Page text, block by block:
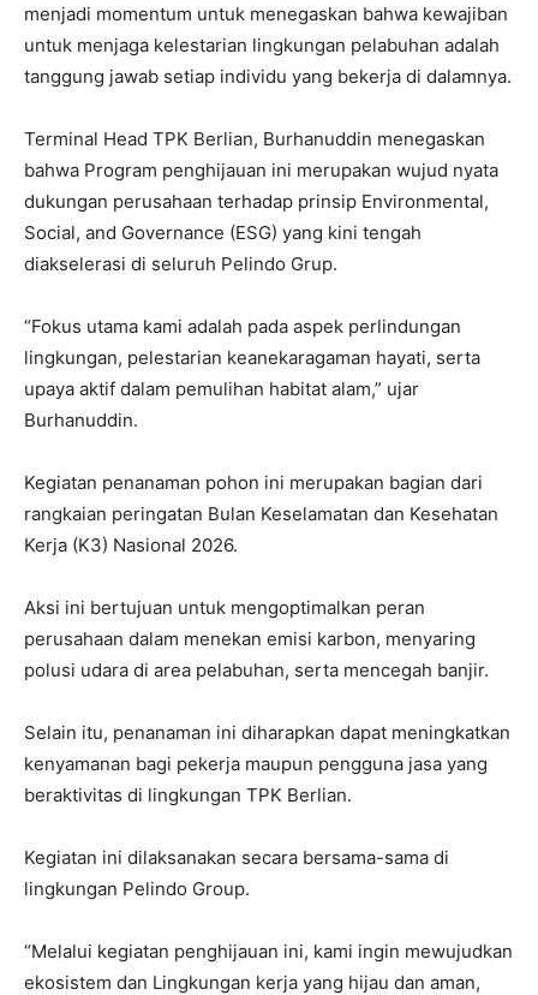
menjadi momentum untuk menegaskan bahwa kewajiban
untuk menjaga kelestarian lingkungan pelabuhan adalah
tanggung jawab setiap individu yang bekerja di dalamnya.
Terminal Head TPK Berlian, Burhanuddin menegaskan
bahwa Program penghijauan ini merupakan wujud nyata
dukungan perusahaan terhadap prinsip Environmental,
Social, and Governance (ESG) yang kini tengah
diakselerasi di seluruh Pelindo Grup.
“Fokus utama kami adalah pada aspek perlindungan
lingkungan, pelestarian keanekaragaman hayati, serta
upaya aktif dalam pemulihan habitat alam,” ujar
Burhanuddin.
Kegiatan penanaman pohon ini merupakan bagian dari
rangkaian peringatan Bulan Keselamatan dan Kesehatan
Kerja (K3) Nasional 2026.
Aksi ini bertujuan untuk mengoptimalkan peran
perusahaan dalam menekan emisi karbon, menyaring
polusi udara di area pelabuhan, serta mencegah banjir.
Selain itu, penanaman ini diharapkan dapat meningkatkan
kenyamanan bagi pekerja maupun pengguna jasa yang
beraktivitas di lingkungan TPK Berlian.
Kegiatan ini dilaksanakan secara bersama-sama di
lingkungan Pelindo Group.
“Melalui kegiatan penghijauan ini, kami ingin mewujudkan
ekosistem dan Lingkungan kerja yang hijau dan aman,